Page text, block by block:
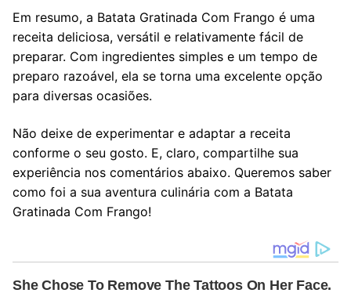
Em resumo, a Batata Gratinada Com Frango é uma
receita deliciosa, versátil e relativamente fácil de
preparar. Com ingredientes simples e um tempo de
preparo razoável, ela se torna uma excelente opção
para diversas ocasiões.
Não deixe de experimentar e adaptar a receita
conforme o seu gosto. E, claro, compartilhe sua
experiência nos comentários abaixo. Queremos saber
como foi a sua aventura culinária com a Batata
Gratinada Com Frango!